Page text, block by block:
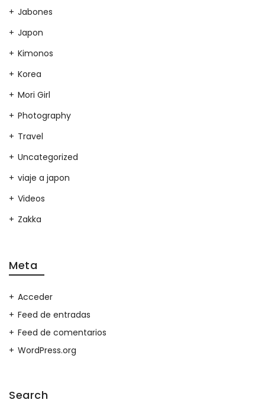
Jabones
Japon
Kimonos
Korea
Mori Girl
Photography
Travel
Uncategorized
viaje a japon
Videos
Zakka
Meta
Acceder
Feed de entradas
Feed de comentarios
WordPress.org
Search